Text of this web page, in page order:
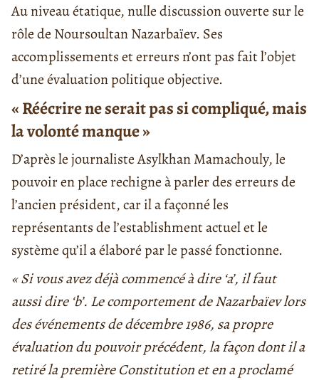
Au niveau étatique, nulle discussion ouverte sur le
rôle de Noursoultan Nazarbaïev. Ses
accomplissements et erreurs n’ont pas fait l’objet
d’une évaluation politique objective.
« Réécrire ne serait pas si compliqué, mais
la volonté manque »
D’après le journaliste Asylkhan Mamachouly, le
pouvoir en place rechigne à parler des erreurs de
l’ancien président, car il a façonné les
représentants de l’establishment actuel et le
système qu’il a élaboré par le passé fonctionne.
« Si vous avez déjà commencé à dire ‘a’, il faut
aussi dire ‘b’. Le comportement de Nazarbaïev lors
des événements de décembre 1986, sa propre
évaluation du pouvoir précédent, la façon dont il a
retiré la première Constitution et en a proclamé